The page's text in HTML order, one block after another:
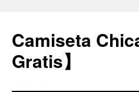
Camiseta
Gratis】